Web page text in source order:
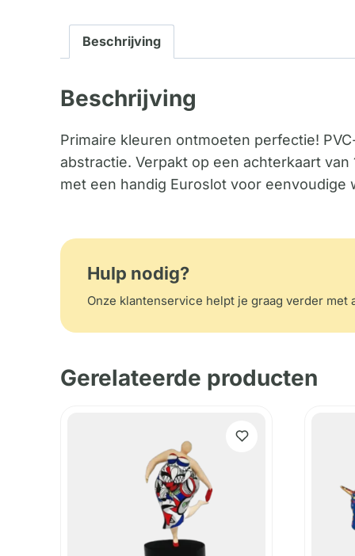
Beschrijving
Beschrijving
Primaire kleuren ontmoeten perfectie!
abstractie. Verpakt op een achterkaart
met een handig Euroslot voor eenvoudige
Hulp nodig?
Onze klantenservice helpt je graag verder met
Gerelateerde producten